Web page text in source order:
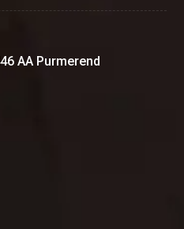
AA Purmerend